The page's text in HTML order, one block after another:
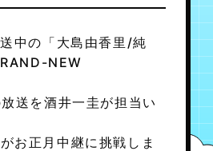
制ファンクラブ
ラブ
中の「大島由香里/純
NEW
送を酒井一圭が担当い
お正月中継に挑戦しま